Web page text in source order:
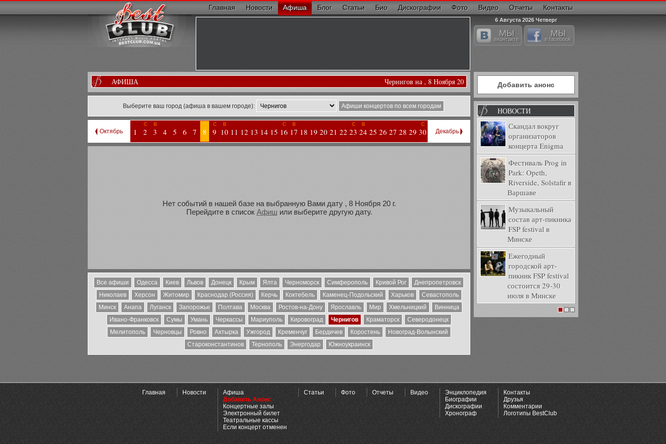
Главная Новости Афиша Блог Статьи Био Дискографии Фото Видео Отчеты Контакты
6 Августа 2026 Четверг
МЫ
вконтакте
МЫ
в facebook
АФИША Чернигов на , 8 Ноября 20
Выберите ваш город (афиша в вашем городе): Афиши концертов по всем городам
Октябрь 1
С
2
В
3 4 5 6 7 8
С
9
В
10 11 12 13 14 15
С
16
В
17 18 19 20 21 22
С
23
В
24 25 26 27 28 29
С
30 Декабрь
Нет событий в нашей базе на выбранную Вами дату , 8 Ноября 20 г.
Перейдите в список Афиш или выберите другую дату.
Все афиши Одесса Киев Львов Донецк Крым Ялта Черноморск Симферополь Кривой Рог
Днепропетровск
Николаев
Херсон Житомир Краснодар (Россия) Керчь Коктебель Каменец-Подольский Харьков
Севастополь
Минск
Анапа Луганск Запорожье Полтава Москва Ростов-на-Дону Ярославль Мир Хмельницкий
Винница
Ивано-Франковск
Сумы Умань Черкассы Мариуполь Кировоград Чернигов Краматорск
Северодонецк
Мелитополь
Черновцы Ровно Ахтырка Ужгород Кременчуг Бердичев Коростень
Новоград-Волынский
Староконстантинов
Тернополь Энергодар Южноукраинск
Добавить анонс
НОВОСТИ
Скандал вокруг
организаторов
концерта Enigma
Фестиваль Prog in
Park: Opeth,
Riverside, Solstafir в
Варшаве
Музыкальный
состав арт-пикника
FSP festival в
Минске
Ежегодный
городской арт-
пикник FSP festival
состоится 29-30
июля в Минске
Главная Новости
Афиша
Добавить Анонс
Концертные залы
Электронный билет
Театральные кассы
Если концерт отменен
Статьи Фото Отчеты Видео
Энциклопедия
Биографии
Дискографии
Хронограф
Контакты
Друзья
Комментарии
Логотипы BestClub